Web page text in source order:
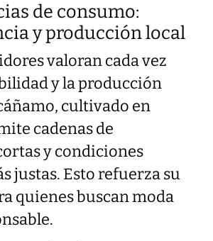
de consumo:
y producción local
valoran cada vez
y la producción
cultivado en
cadenas de
y condiciones
justas. Esto refuerza su
quienes buscan moda